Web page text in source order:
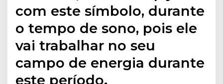
com este símbolo, durante
o tempo de sono, pois ele
vai trabalhar no seu
campo de energia durante
este período.